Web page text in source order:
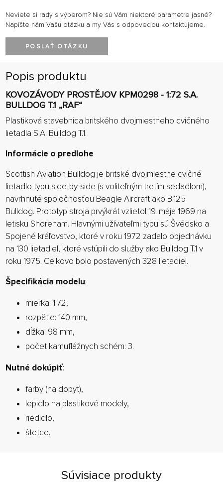
Neviete si rady s výberom? Nie sú Vám niektoré parametre jasné?
Napíšte nám Vašu otázku a my Vás s odpoveďou kontaktujeme.
POSLAŤ OTÁZKU
Popis produktu
KOVOZÁVODY PROSTĚJOV KPM0298 - 1:72 S.A.
BULLDOG T.1 „RAF“
Plastiková stavebnica britského dvojmiestneho cvičného
lietadla S.A. Bulldog T.1.
Informácie o predlohe
Scottish Aviation Bulldog je britské dvojmiestne cvičné
lietadlo typu side-by-side (s voliteľným tretím sedadlom),
navrhnuté spoločnosťou Beagle Aircraft ako B.125
Bulldog. Prototyp stroja prvýkrát vzlietol 19. mája 1969 na
letisku Shoreham. Hlavnými užívateľmi typu sú Švédsko a
Spojené kráľovstvo, ktoré v roku 1972 zadalo objednávku
na 130 lietadiel, ktoré vstúpili do služby ako Bulldog T.1 v
roku 1975. Celkovo bolo postavených 328 lietadiel.
Špecifikácia modelu:
mierka: 1:72,
rozpätie: 140 mm,
dĺžka: 98 mm,
počet kamuflážnych schém: 3.
Nutné dokúpiť:
farby (na dopyt),
lepidlo na plastikové modely,
riedidlo,
štetce.
Súvisiace produkty